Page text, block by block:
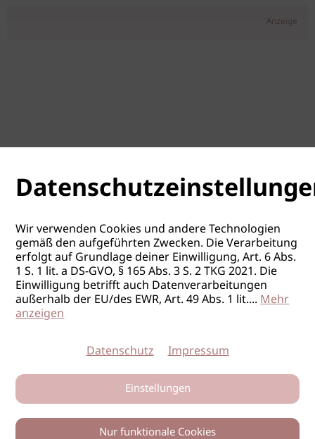
Anzeige
Wir verwenden Cookies und andere Technologien
gemäß den aufgeführten Zwecken. Die Verarbeitung
erfolgt auf Grundlage deiner Einwilligung, Art. 6 Abs.
1 S. 1 lit. a DS-GVO, § 165 Abs. 3 S. 2 TKG 2021. Die
Einwilligung betrifft auch Datenverarbeitungen
außerhalb der EU/des EWR, Art. 49 Abs. 1 lit....Mehr
anzeigen
Datenschutz Impressum
Einstellungen
Nur funktionale Cookies